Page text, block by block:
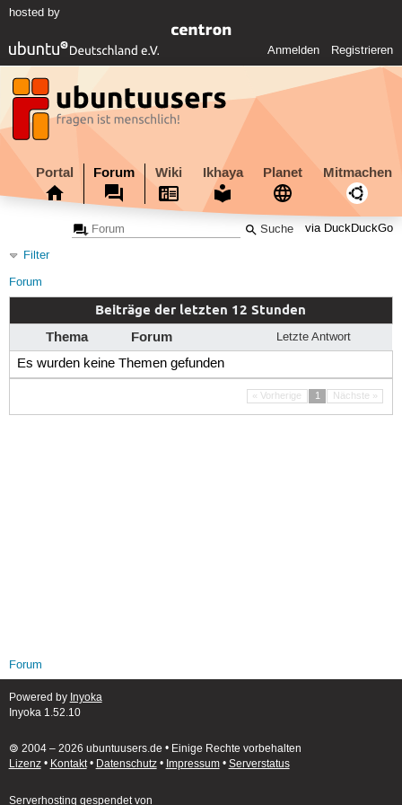
hosted by
Anmelden Registrieren
Portal Forum Wiki Ikhaya Planet Mitmachen
via DuckDuckGo
Filter
Forum
Beiträge der letzten 12 Stunden
Thema Forum Letzte Antwort
Es wurden keine Themen gefunden
« Vorherige 1 Nächste »
Forum
Powered by Inyoka
Inyoka 1.52.10
🄯 2004 – 2026 ubuntuusers.de • Einige Rechte vorbehalten
Lizenz• Kontakt• Datenschutz• Impressum• Serverstatus
Serverhosting gespendet von